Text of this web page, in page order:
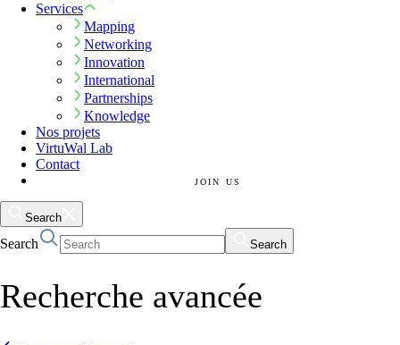
Services
Mapping
Networking
Innovation
International
Partnerships
Knowledge
Nos projets
VirtuWal Lab
Contact
JOIN US
Search
Search Search
Recherche avancée